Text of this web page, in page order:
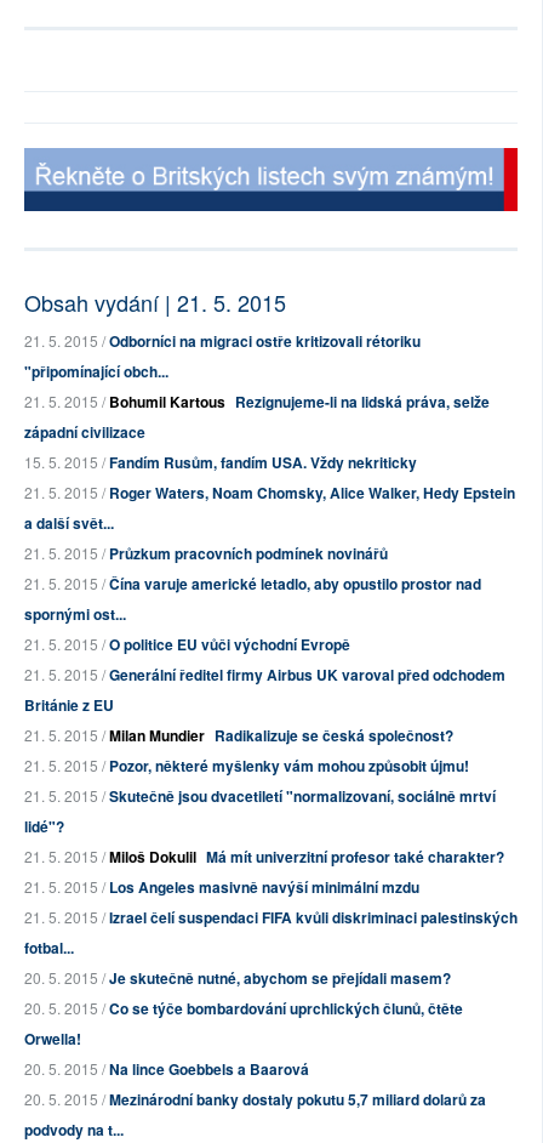
Obsah vydání | 21. 5. 2015
21. 5. 2015 /Odborníci na migraci ostře kritizovali rétoriku
"připomínající obch...
21. 5. 2015 /Bohumil Kartous Rezignujeme-li na lidská práva, selže
západní civilizace
15. 5. 2015 /Fandím Rusům, fandím USA. Vždy nekriticky
21. 5. 2015 /Roger Waters, Noam Chomsky, Alice Walker, Hedy Epstein
a další svět...
21. 5. 2015 /Průzkum pracovních podmínek novinářů
21. 5. 2015 /Čína varuje americké letadlo, aby opustilo prostor nad
spornými ost...
21. 5. 2015 /O politice EU vůči východní Evropě
21. 5. 2015 /Generální ředitel firmy Airbus UK varoval před odchodem
Británie z EU
21. 5. 2015 /Milan Mundier Radikalizuje se česká společnost?
21. 5. 2015 /Pozor, některé myšlenky vám mohou způsobit újmu!
21. 5. 2015 /Skutečně jsou dvacetiletí "normalizovaní, sociálně mrtví
lidé"?
21. 5. 2015 /Miloš Dokulil Má mít univerzitní profesor také charakter?
21. 5. 2015 /Los Angeles masivně navýší minimální mzdu
21. 5. 2015 /Izrael čelí suspendaci FIFA kvůli diskriminaci palestinských
fotbal...
20. 5. 2015 /Je skutečně nutné, abychom se přejídali masem?
20. 5. 2015 /Co se týče bombardování uprchlických člunů, čtěte
Orwella!
20. 5. 2015 /Na lince Goebbels a Baarová
20. 5. 2015 /Mezinárodní banky dostaly pokutu 5,7 miliard dolarů za
podvody na t...